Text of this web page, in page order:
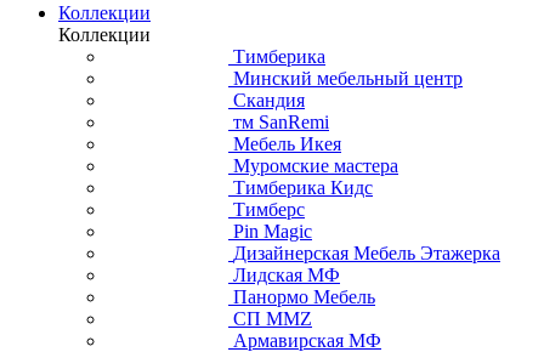
Коллекции
Коллекции
Тимберика
Минский мебельный центр
Скандия
тм SanRemi
Мебель Икея
Муромские мастера
Тимберика Кидс
Тимберс
Pin Magic
Дизайнерская Мебель Этажерка
Лидская МФ
Панормо Мебель
СП ММZ
Армавирская МФ